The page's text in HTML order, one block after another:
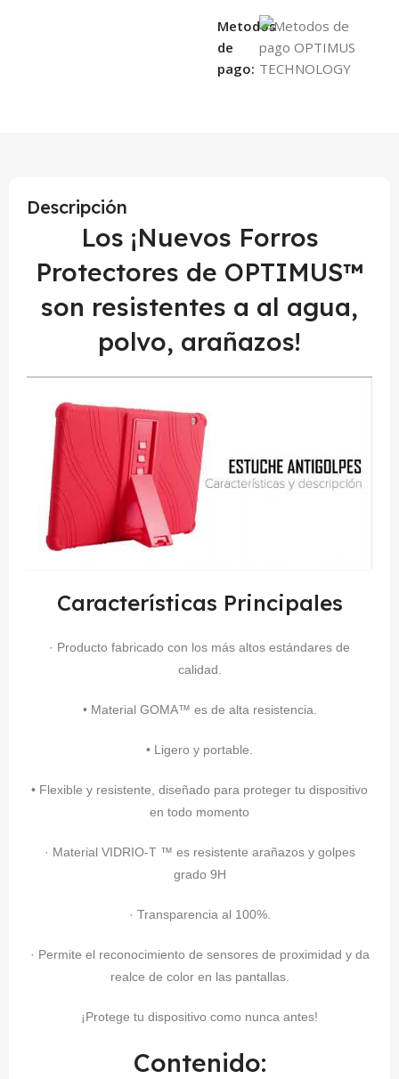
Metodos
de
pago:
Descripción
Los ¡Nuevos Forros
Protectores de OPTIMUS™
son resistentes a al agua,
polvo, arañazos!
Características Principales
· Producto fabricado con los más altos estándares de
calidad.
• Material GOMA™ es de alta resistencia.
• Ligero y portable.
• Flexible y resistente, diseñado para proteger tu dispositivo
en todo momento
· Material VIDRIO-T ™ es resistente arañazos y golpes
grado 9H
· Transparencia al 100%.
· Permite el reconocimiento de sensores de proximidad y da
realce de color en las pantallas.
¡Protege tu dispositivo como nunca antes!
Contenido: